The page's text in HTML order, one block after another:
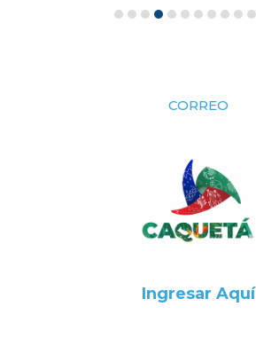
CORREO
Ingresar Aquí